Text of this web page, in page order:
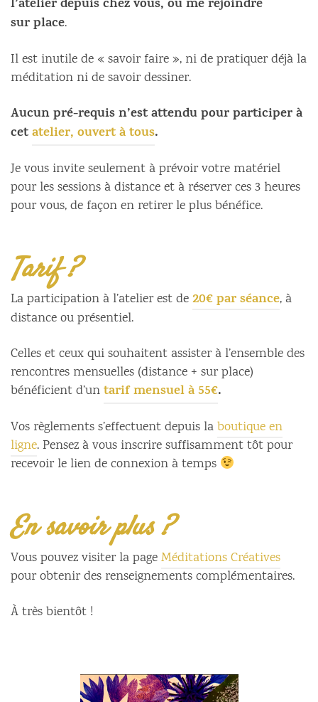
l’atelier depuis chez vous, ou me rejoindre
surplace.
Il est inutile de « savoir faire », ni de pratiquer déjà la
méditation ni de savoir dessiner.
Aucun pré-requis n’est attendu pour participer à
cetatelier, ouvert à tous.
Je vous invite seulement à prévoir votre matériel
pour les sessions à distance et à réserver ces 3 heures
pour vous, de façon en retirer le plus bénéfice.
Tarif ?
La participation à l’atelier est de20€ par séance, à
distance ou présentiel.
Celles et ceux qui souhaitent assister à l’ensemble des
rencontres mensuelles (distance + sur place)
bénéficient d’untarif mensuel à 55€.
Vos règlements s’effectuent depuis laboutique en
ligne. Pensez à vous inscrire suffisamment tôt pour
recevoir le lien de connexion à temps
En savoir plus ?
Vous pouvez visiter la pageMéditations Créatives
pour obtenir des renseignements complémentaires.
À très bientôt !